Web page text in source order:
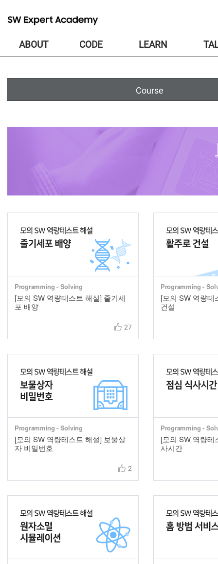
ABOUT CODE LEARN
Course
Programming - Solving
[모의 SW 역량테스트 해설] 줄기세
포 배양
27
Programming -
[모의 SW 역량테
건설
Programming - Solving
[모의 SW 역량테스트 해설] 보물상
자 비밀번호
2
Programming -
[모의 SW 역량테
사시간